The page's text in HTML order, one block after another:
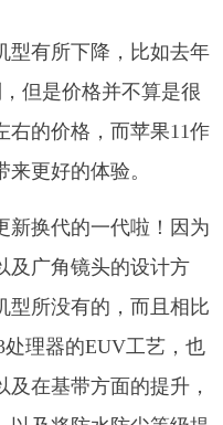
型有所下降，比如去年
但是价格并不算是很
右的价格，而苹果11作
更好的体验。
新换代的一代啦！因为
及广角镜头的设计方
型所没有的，而且相比
理器的EUV工艺，也
在基带方面的提升，